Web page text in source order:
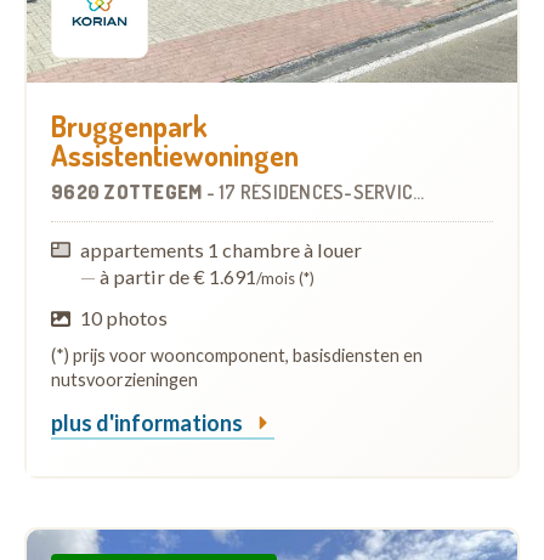
Bruggenpark
Assistentiewoningen
9620 ZOTTEGEM - 17 RÉSIDENCES-SERVICES
appartements 1 chambre à louer
— à partir de € 1.691/mois (*)
10 photos
(*) prijs voor wooncomponent, basisdiensten en
nutsvoorzieningen
plus d'informations